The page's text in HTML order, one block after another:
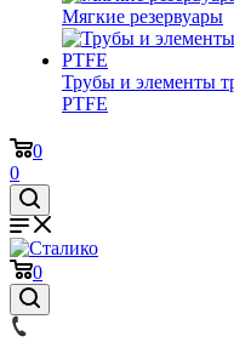
Мягкие резервуары
Трубы и элементы
PTFE
0
0
0